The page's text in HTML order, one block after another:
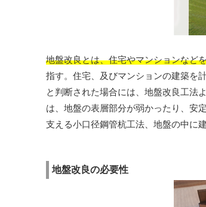
地盤改良とは、住宅やマンションなど
指す。住宅、及びマンションの建築を
と判断された場合には、地盤改良工法
は、地盤の表層部分が弱かったり、安
支える小口径鋼管杭工法、地盤の中に
地盤改良の必要性